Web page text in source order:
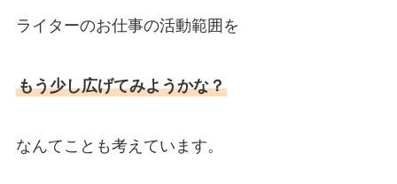
ライターのお仕事の活動範囲を
もう少し広げてみようかな？
なんてことも考えています。